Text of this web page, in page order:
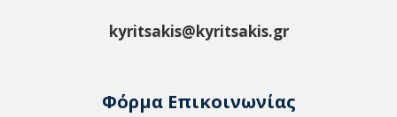
kyritsakis@kyritsakis.gr
Φόρμα Επικοινωνίας